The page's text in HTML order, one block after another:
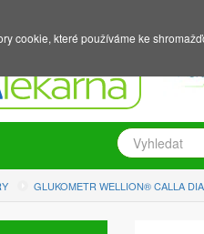
GLUKOMETR WELLION® CALLA
cookie, které používáme ke